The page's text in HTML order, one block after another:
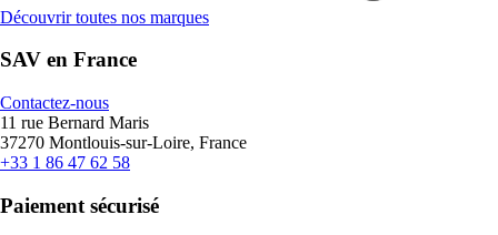
Découvrir toutes nos marques
SAV en France
Contactez-nous
11 rue Bernard Maris
37270 Montlouis-sur-Loire, France
+33 1 86 47 62 58
Paiement sécurisé